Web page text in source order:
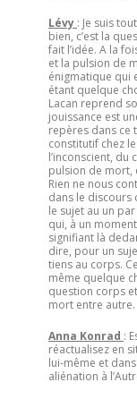
Lévy : Je suis
bien, c’est la
fait l’idée. A la
et la pulsion de
énigmatique qui
étant quelque
Lacan reprend
jouissance est
repères dans ce
constitutif chez
l’inconscient,
pulsion de mort,
Rien ne nous
dans le discours
le sujet au un
qui, à un
signifiant là
dire, pour un
tiens au corps.
même quelque
question corps
mort entre autre.
Anna Konrad :
réactualisez en
lui-même et
aliénation à